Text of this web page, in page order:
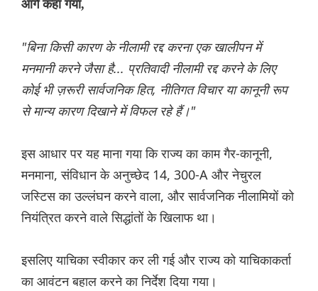
आगे कहा गया,
"बिना किसी कारण के नीलामी रद्द करना एक खालीपन में
मनमानी करने जैसा है... प्रतिवादी नीलामी रद्द करने के लिए
कोई भी ज़रूरी सार्वजनिक हित, नीतिगत विचार या कानूनी रूप
से मान्य कारण दिखाने में विफल रहे हैं।"
इस आधार पर यह माना गया कि राज्य का काम गैर-कानूनी,
मनमाना, संविधान के अनुच्छेद 14, 300-A और नेचुरल
जस्टिस का उल्लंघन करने वाला, और सार्वजनिक नीलामियों को
नियंत्रित करने वाले सिद्धांतों के खिलाफ था।
इसलिए याचिका स्वीकार कर ली गई और राज्य को याचिकाकर्ता
का आवंटन बहाल करने का निर्देश दिया गया।